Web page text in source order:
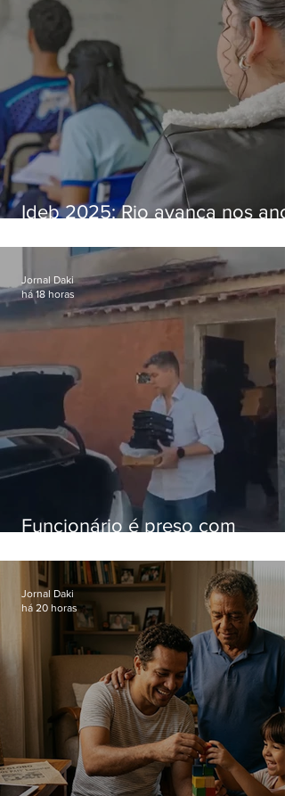
Ideb 2025: Rio avança nos
nacional
Funcionário é preso com
Hospital do Andaraí
Jornal Daki
há 18 horas
Jornal Daki
há 20 horas